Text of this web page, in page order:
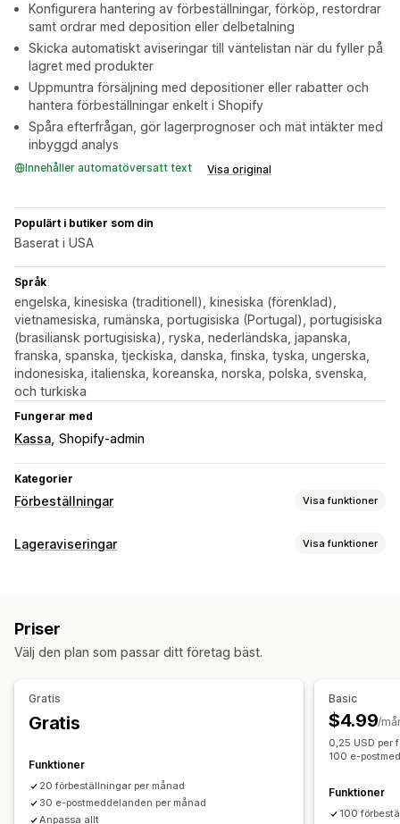
Konfigurera hantering av förbeställningar, förköp, restordrar
samt ordrar med deposition eller delbetalning
Skicka automatiskt aviseringar till väntelistan när du fyller på
lagret med produkter
Uppmuntra försäljning med depositioner eller rabatter och
hantera förbeställningar enkelt i Shopify
Spåra efterfrågan, gör lagerprognoser och mät intäkter med
inbyggd analys
Innehåller automatöversatt text Visa original
Populärt i butiker som din
Baserat i USA
Språk
engelska, kinesiska (traditionell), kinesiska (förenklad),
vietnamesiska, rumänska, portugisiska (Portugal), portugisiska
(brasiliansk portugisiska), ryska, nederländska, japanska,
franska, spanska, tjeckiska, danska, finska, tyska, ungerska,
indonesiska, italienska, koreanska, norska, polska, svenska,
och turkiska
Fungerar med
Kassa Shopify-admin
Kategorier
Förbeställningar Visa funktioner
Ordertyp
Anpassning
Knappar
Märken Anpassat varumärke
Tillgänglighetsdatum
Betalningsalternativ
Uppdelade betalningar
Uppskjutna betalningar
Betalningspåminnelser
Rabatter
Blandad varukorg
Manuell betalning
Lageraviseringar Visa funktioner
Batchutskick
E-post Slut i lager Anpassade aviseringar
Aviseringsknapp
Analyser och rapporter
Kundefterfrågan Lagerrapporter
Resultatrapporter
Försäljningsprognoser
Priser
Välj den plan som passar ditt företag bäst.
Gratis
Gratis
Funktioner
20 förbeställningar per månad
30 e-postmeddelanden per månad
Anpassa allt
Basic
$4.99/
0,25 USD per
100 e-
Funktioner
100